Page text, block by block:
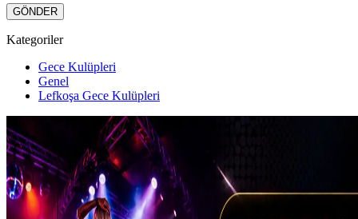
Kategoriler
Gece Kulüpleri
Genel
Lefkoşa Gece Kulüpleri